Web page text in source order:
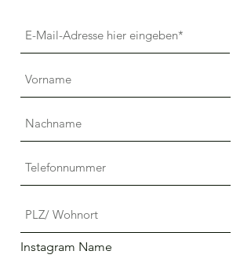
Instagram Name